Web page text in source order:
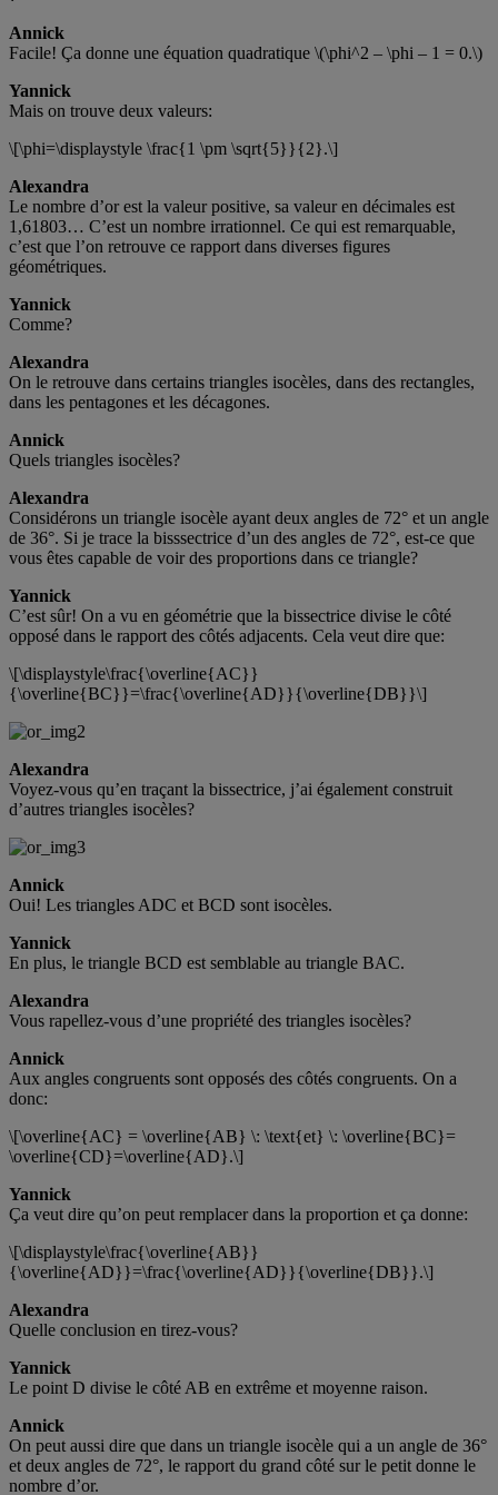
Annick
Facile! Ça donne une équation quadratique \(\phi^2 – \phi – 1 = 0.\)
Yannick
Mais on trouve deux valeurs:
\[\phi=\displaystyle \frac{1 \pm \sqrt{5}}{2}.\]
Alexandra
Le nombre d’or est la valeur positive, sa valeur en décimales est
1,61803… C’est un nombre irrationnel. Ce qui est remarquable,
c’est que l’on retrouve ce rapport dans diverses figures
géométriques.
Yannick
Comme?
Alexandra
On le retrouve dans certains triangles isocèles, dans des rectangles,
dans les pentagones et les décagones.
Annick
Quels triangles isocèles?
Alexandra
Considérons un triangle isocèle ayant deux angles de 72° et un angle
de 36°. Si je trace la bisssectrice d’un des angles de 72°, est-ce que
vous êtes capable de voir des proportions dans ce triangle?
Yannick
C’est sûr! On a vu en géométrie que la bissectrice divise le côté
opposé dans le rapport des côtés adjacents. Cela veut dire que:
\[\displaystyle\frac{\overline{AC}}
{\overline{BC}}=\frac{\overline{AD}}{\overline{DB}}\]
Alexandra
Voyez-vous qu’en traçant la bissectrice, j’ai également construit
d’autres triangles isocèles?
Annick
Oui! Les triangles ADC et BCD sont isocèles.
Yannick
En plus, le triangle BCD est semblable au triangle BAC.
Alexandra
Vous rapellez-vous d’une propriété des triangles isocèles?
Annick
Aux angles congruents sont opposés des côtés congruents. On a
donc:
\[\overline{AC} = \overline{AB} \: \text{et} \: \overline{BC}=
\overline{CD}=\overline{AD}.\]
Yannick
Ça veut dire qu’on peut remplacer dans la proportion et ça donne:
\[\displaystyle\frac{\overline{AB}}
{\overline{AD}}=\frac{\overline{AD}}{\overline{DB}}.\]
Alexandra
Quelle conclusion en tirez-vous?
Yannick
Le point D divise le côté AB en extrême et moyenne raison.
Annick
On peut aussi dire que dans un triangle isocèle qui a un angle de 36°
et deux angles de 72°, le rapport du grand côté sur le petit donne le
nombre d’or.